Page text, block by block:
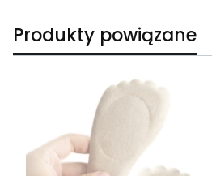
Produkty powiązane